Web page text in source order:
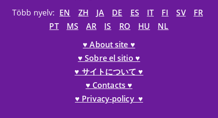
Több nyelv: EN ZH JA DE ES IT FI SV
FR
PT
MS AR IS RO HU
NL
♥ About site ♥
♥ Sobre el sitio ♥
♥ サイトについて ♥
♥ Contacts ♥
♥ Privacy-policy ♥